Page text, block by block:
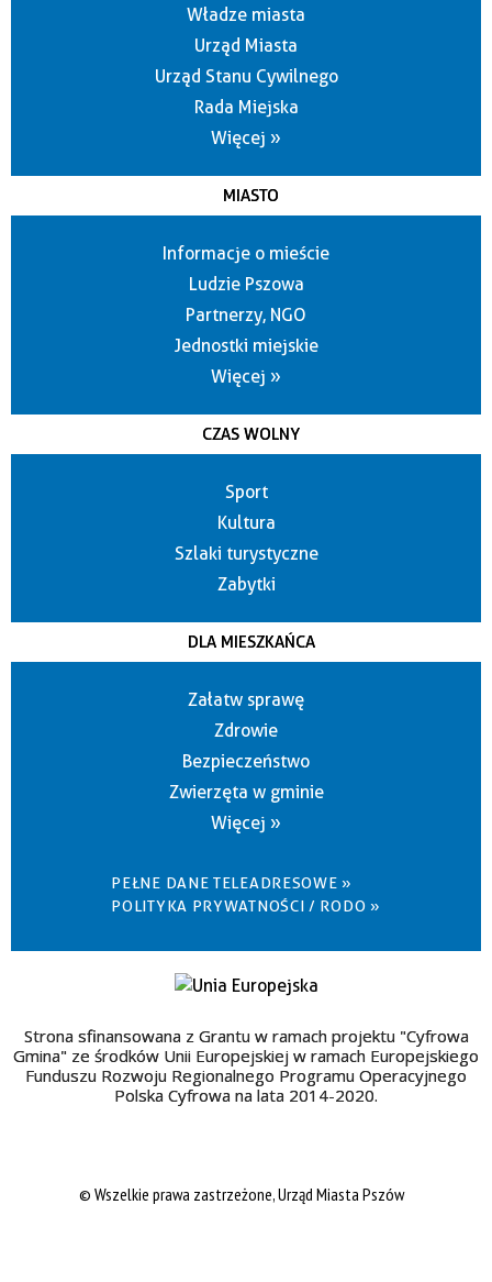
Władze miasta
Urząd Miasta
Urząd Stanu Cywilnego
Rada Miejska
Więcej »
MIASTO
Informacje o mieście
Ludzie Pszowa
Partnerzy, NGO
Jednostki miejskie
Więcej »
CZAS WOLNY
Sport
Kultura
Szlaki turystyczne
Zabytki
DLA MIESZKAŃCA
Załatw sprawę
Zdrowie
Bezpieczeństwo
Zwierzęta w gminie
Więcej »
PEŁNE DANE TELEADRESOWE »
POLITYKA PRYWATNOŚCI / RODO »
Strona sfinansowana z Grantu w ramach projektu "Cyfrowa
Gmina" ze środków Unii Europejskiej w ramach Europejskiego
Funduszu Rozwoju Regionalnego Programu Operacyjnego
Polska Cyfrowa na lata 2014-2020.
© Wszelkie prawa zastrzeżone, Urząd Miasta Pszów